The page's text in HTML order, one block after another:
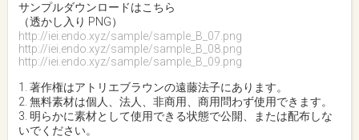
サンプルダウンロードはこちら
（透かし入り PNG）
http://iei.endo.xyz/sample/sample_B_07.png
http://iei.endo.xyz/sample/sample_B_08.png
http://iei.endo.xyz/sample/sample_B_09.png
1. 著作権はアトリエブラウンの遠藤法子にあります。
2. 無料素材は個人、法人、非商用、商用問わず使用できます。
3. 明らかに素材として使用できる状態で公開、または配布しな
いでください。